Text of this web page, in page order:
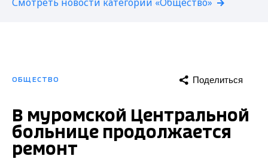
ОБЩЕСТВО Поделиться
В муромской Центральной
больнице продолжается
ремонт